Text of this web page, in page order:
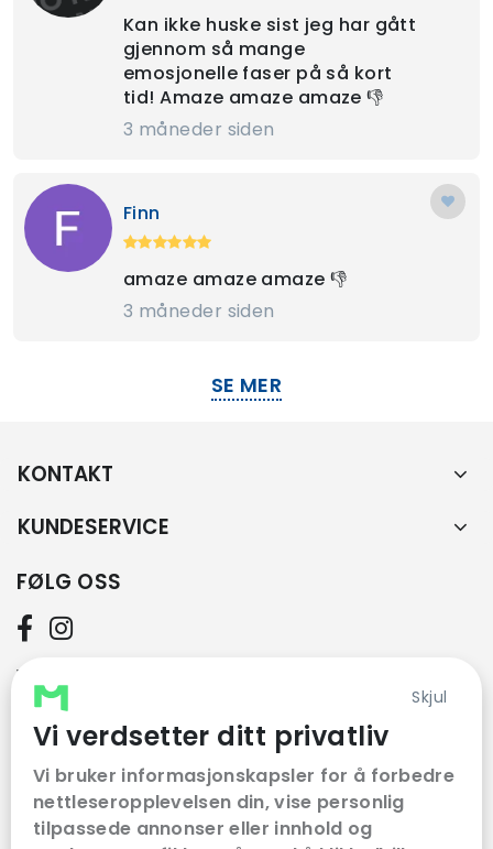
Skjul
Vi verdsetter ditt privatliv
Vi bruker informasjonskapsler for å forbedre
nettleseropplevelsen din, vise personlig
tilpassede annonser eller innhold og
Kan ikke huske sist jeg har gått
gjennom så mange
emosjonelle faser på så kort
tid! Amaze amaze amaze 👎
3 måneder siden
Finn
amaze amaze amaze 👎
3 måneder siden
SE MER
KONTAKT
KUNDESERVICE
FØLG OSS
VÅRE SAMARBEIDSPARTNERE